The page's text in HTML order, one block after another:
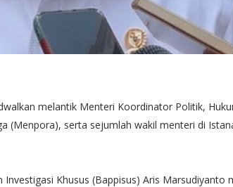
melantik Menteri Koordinator Politik,
(Menpora), serta sejumlah wakil menteri di
Khusus (Bappisus) Aris Marsudiyanto